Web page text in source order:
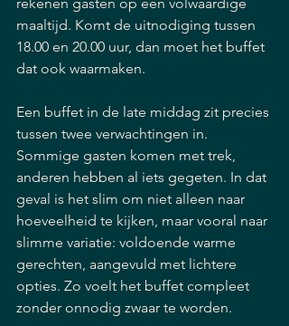
maaltijd. Komt de uitnodiging tussen
18.00 en 20.00 uur, dan moet het buffet
dat ook waarmaken.
Een buffet in de late middag zit precies
tussen twee verwachtingen in.
Sommige gasten komen met trek,
anderen hebben al iets gegeten. In dat
geval is het slim om niet alleen naar
hoeveelheid te kijken, maar vooral naar
slimme variatie: voldoende warme
gerechten, aangevuld met lichtere
opties. Zo voelt het buffet compleet
zonder onnodig zwaar te worden.